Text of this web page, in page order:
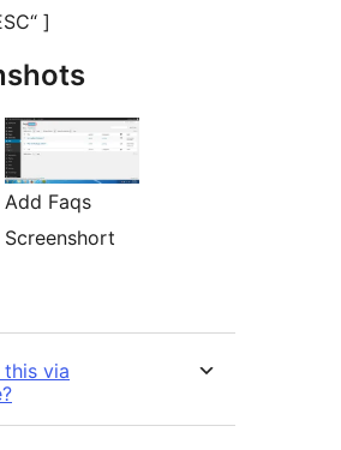
]
Add Faqs
Screenshort
this via